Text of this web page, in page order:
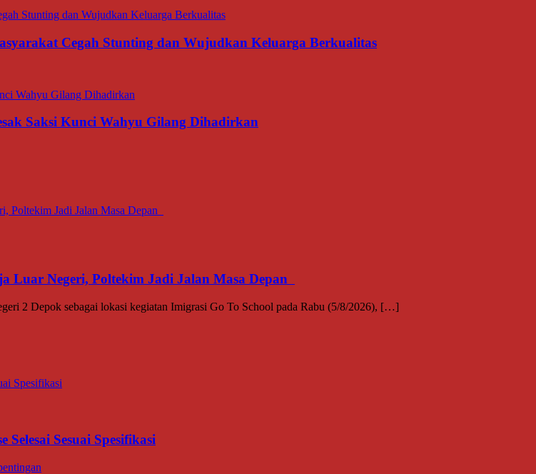
Cegah Stunting dan Wujudkan Keluarga Berkualitas
Saksi Kunci Wahyu Gilang Dihadirkan
Luar Negeri, Poltekim Jadi Jalan Masa Depan
2 Depok sebagai lokasi kegiatan Imigrasi Go To School pada Rabu (5/8/2026), […]
Sesuai Spesifikasi